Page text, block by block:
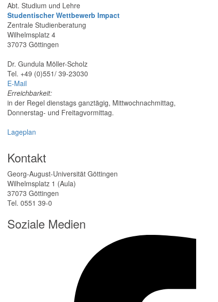
Abt. Studium und Lehre
Studentischer Wettbewerb Impact
Zentrale Studienberatung
Wilhelmsplatz 4
37073 Göttingen
Dr. Gundula Möller-Scholz
Tel. +49 (0)551/ 39-23030
E-Mail
Erreichbarkeit:
in der Regel dienstags ganztägig, Mittwochnachmittag,
Donnerstag- und Freitagvormittag.
Lageplan
Kontakt
Georg-August-Universität Göttingen
Wilhelmsplatz 1 (Aula)
37073 Göttingen
Tel. 0551 39-0
Soziale Medien